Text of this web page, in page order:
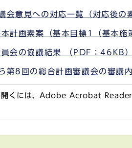
会意見への対応一覧（対応後の
計画素案（基本目標1（基本
会の協議結果 （PDF：46KB）
第8回の総合計画審議会の審議
開くには、Adobe Acrobat